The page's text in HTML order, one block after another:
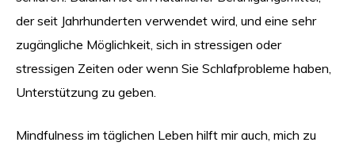
der seit Jahrhunderten verwendet wird, und eine sehr
zugängliche Möglichkeit, sich in stressigen oder
stressigen Zeiten oder wenn Sie Schlafprobleme haben,
Unterstützung zu geben.
Mindfulness im täglichen Leben hilft mir auch, mich zu